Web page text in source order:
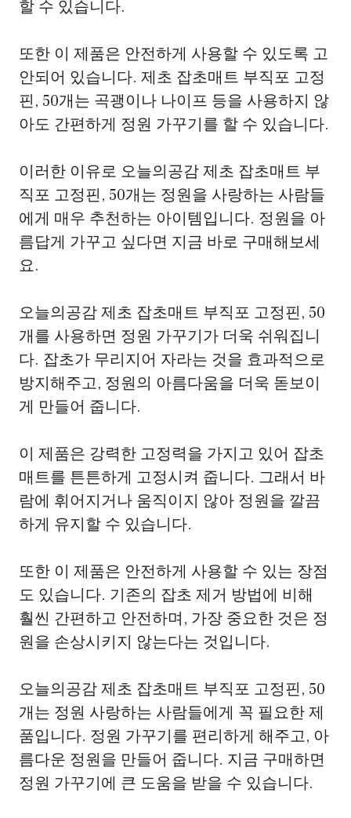
할 수 있습니다.
또한 이 제품은 안전하게 사용할 수 있도록 고
안되어 있습니다. 제초 잡초매트 부직포 고정
핀, 50개는 곡괭이나 나이프 등을 사용하지 않
아도 간편하게 정원 가꾸기를 할 수 있습니다.
이러한 이유로 오늘의공감 제초 잡초매트 부
직포 고정핀, 50개는 정원을 사랑하는 사람들
에게 매우 추천하는 아이템입니다. 정원을 아
름답게 가꾸고 싶다면 지금 바로 구매해보세
요.
오늘의공감 제초 잡초매트 부직포 고정핀, 50
개를 사용하면 정원 가꾸기가 더욱 쉬워집니
다. 잡초가 무리지어 자라는 것을 효과적으로
방지해주고, 정원의 아름다움을 더욱 돋보이
게 만들어 줍니다.
이 제품은 강력한 고정력을 가지고 있어 잡초
매트를 튼튼하게 고정시켜 줍니다. 그래서 바
람에 휘어지거나 움직이지 않아 정원을 깔끔
하게 유지할 수 있습니다.
또한 이 제품은 안전하게 사용할 수 있는 장점
도 있습니다. 기존의 잡초 제거 방법에 비해
훨씬 간편하고 안전하며, 가장 중요한 것은 정
원을 손상시키지 않는다는 것입니다.
오늘의공감 제초 잡초매트 부직포 고정핀, 50
개는 정원 사랑하는 사람들에게 꼭 필요한 제
품입니다. 정원 가꾸기를 편리하게 해주고, 아
름다운 정원을 만들어 줍니다. 지금 구매하면
정원 가꾸기에 큰 도움을 받을 수 있습니다.